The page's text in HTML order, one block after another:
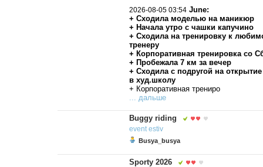
2026-08-05 03:54 June:
+ Сходила моделью на маникюр
+ Начала утро с чашки капучино
+ Сходила на тренировку к
тренеру
+ Корпоративная тренировка со
+ Пробежала 7 км за вечер
+ Сходила с подругой на
в худ.школу
+ Корпоративная трениро
... дальше
Buggy riding
event estiv
Busya_busya
Sporty 2026